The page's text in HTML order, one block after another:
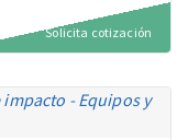
Solicita cotización